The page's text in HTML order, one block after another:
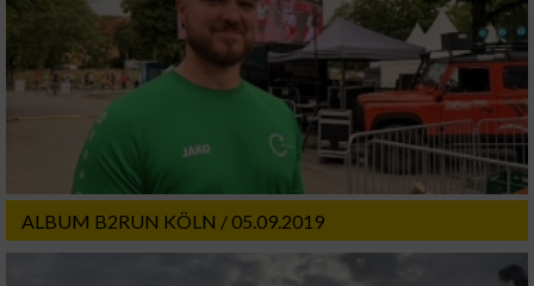
ALBUM B2RUN KÖLN / 05.09.2019
Partnerliste anzeigen (1 IAB-Anbieter)
Wir nutzen Ihre Daten für folgende Zwecke:
IAB-Verarbeitungszwecke:
Speichern von oder Zugriff auf Informationen
auf einem Endgerät
Verwendung reduzierter Daten zur Auswahl
von Werbeanzeigen